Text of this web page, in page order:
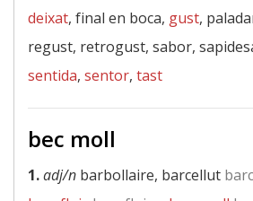
deixat, final en boca, gust,
regust, retrogust, sabor,
sentida, sentor, tast
bec moll
1.adj/n barbollaire, barcellut